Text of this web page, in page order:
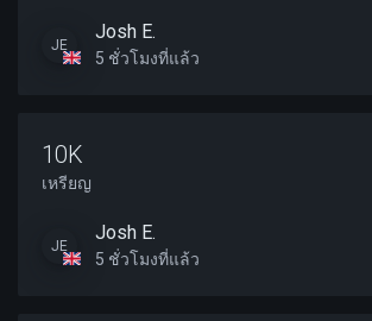
JE
Josh E.
5 ชั่วโมงที่แล้ว
10K
เหรียญ
JE
Josh E.
5 ชั่วโมงที่แล้ว